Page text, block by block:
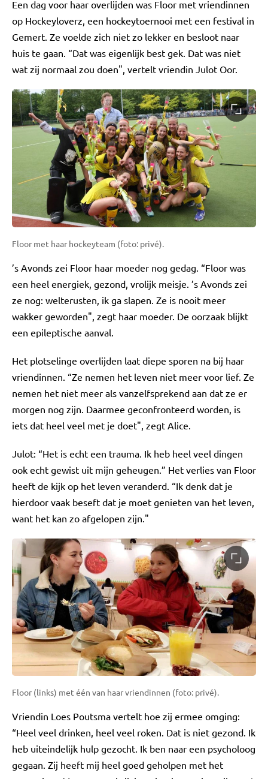
Een dag voor haar overlijden was Floor met vriendinnen
op Hockeyloverz, een hockeytoernooi met een festival in
Gemert. Ze voelde zich niet zo lekker en besloot naar
huis te gaan. “Dat was eigenlijk best gek. Dat was niet
wat zij normaal zou doen", vertelt vriendin Julot Oor.
Floor met haar hockeyteam (foto: privé).
’s Avonds zei Floor haar moeder nog gedag. “Floor was
een heel energiek, gezond, vrolijk meisje. ’s Avonds zei
ze nog: welterusten, ik ga slapen. Ze is nooit meer
wakker geworden", zegt haar moeder. De oorzaak blijkt
een epileptische aanval.
Het plotselinge overlijden laat diepe sporen na bij haar
vriendinnen. “Ze nemen het leven niet meer voor lief. Ze
nemen het niet meer als vanzelfsprekend aan dat ze er
morgen nog zijn. Daarmee geconfronteerd worden, is
iets dat heel veel met je doet", zegt Alice.
Julot: “Het is echt een trauma. Ik heb heel veel dingen
ook echt gewist uit mijn geheugen.” Het verlies van Floor
heeft de kijk op het leven veranderd. “Ik denk dat je
hierdoor vaak beseft dat je moet genieten van het leven,
want het kan zo afgelopen zijn."
Floor (links) met één van haar vriendinnen (foto: privé).
Vriendin Loes Poutsma vertelt hoe zij ermee omging:
“Heel veel drinken, heel veel roken. Dat is niet gezond. Ik
heb uiteindelijk hulp gezocht. Ik ben naar een psycholoog
gegaan. Zij heeft mij heel goed geholpen met het